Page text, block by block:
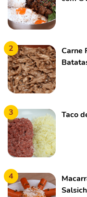
2
Carne
3 Taco
4